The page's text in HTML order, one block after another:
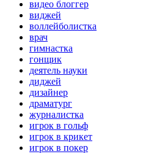
видео блоггер
виджей
воллейболистка
врач
гимнастка
гонщик
деятель науки
диджей
дизайнер
драматург
журналистка
игрок в гольф
игрок в крикет
игрок в покер